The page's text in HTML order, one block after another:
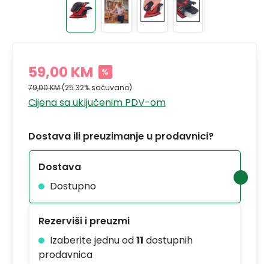
59,00 KM %
79,00 KM(25.32% sačuvano)
Cijena sa uključenim PDV-om
Dostava ili preuzimanje u prodavnici?
Dostava
Dostupno
Rezerviši i preuzmi
Izaberite jednu od11 dostupnih
prodavnica